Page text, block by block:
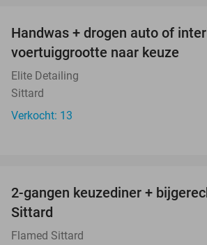
Handwas + drogen auto of
voertuiggrootte naar keuze
Elite Detailing
Sittard
Verkocht: 13
2-gangen keuzediner +
Sittard
Flamed Sittard